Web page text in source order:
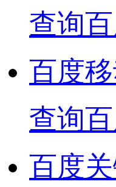
查询
百度
查询
百度